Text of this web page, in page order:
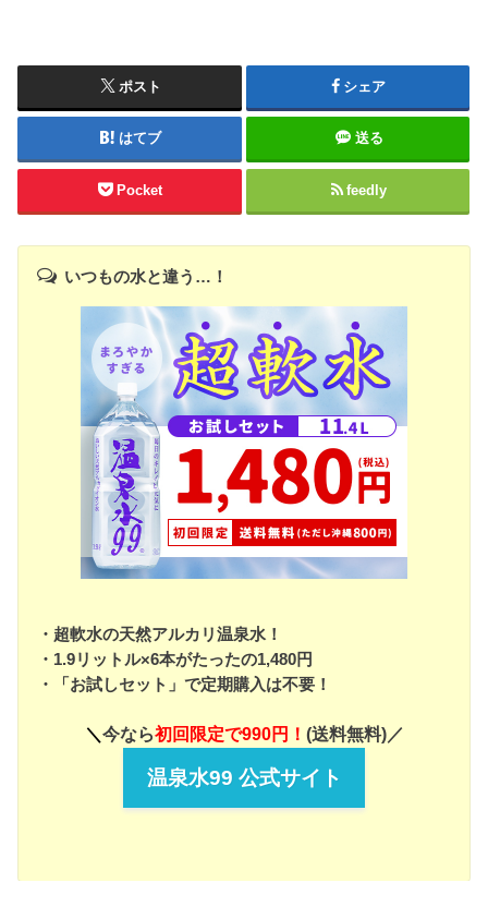
ポスト シェア
はてブ 送る
Pocket feedly
いつもの水と違う…！
・超軟水の天然アルカリ温泉水！
・1.9リットル×6本がたったの1,480円
・「お試しセット」で定期購入は不要！
＼ 今なら初回限定で990円！ (送料無料)／
温泉水99 公式サイト